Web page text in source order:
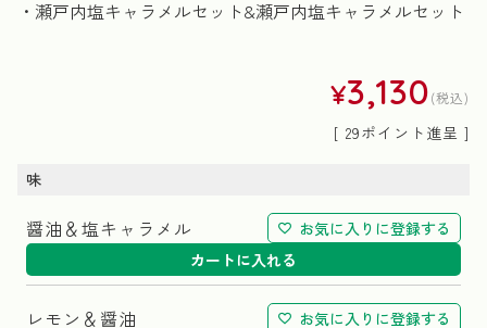
・瀬戸内塩キャラメルセット&瀬戸内塩キャラメルセット
¥3,130 税込
[ 29ポイント進呈 ]
味
醤油＆塩キャラメル
お気に入りに登録する
カートに入れる
レモン＆醤油
お気に入りに登録する